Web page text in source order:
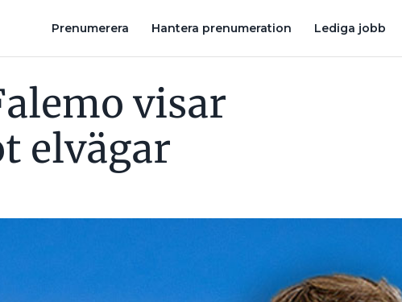
Prenumerera Hantera prenumeration Lediga jobb
visar
elvägar
STRÖMSTÖLD TILL VID P-HUS: ”DET ÄR DESSA TJUVLADDARE SOM